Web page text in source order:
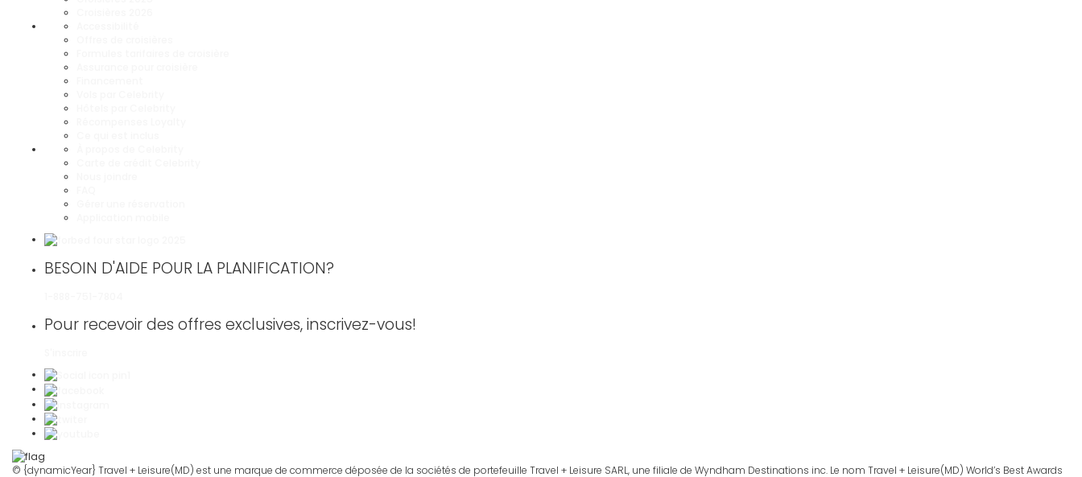
BESOIN D'AIDE POUR LA PLANIFICATION?
Pour recevoir des offres exclusives, inscrivez-vous!
© {dynamicYear} Travel + Leisure(MD) est une marque de commerce déposée de la sociétés de portefeuille Travel + Leisure SARL, une filiale de Wyndham Destinations inc. Le nom Travel + Leisure(MD) World’s Best Awards